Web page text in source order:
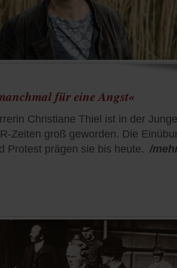
für eine Angst«
Christiane Thiel ist in der
Zeiten groß geworden. Die
Protest prägen sie bis heute. /